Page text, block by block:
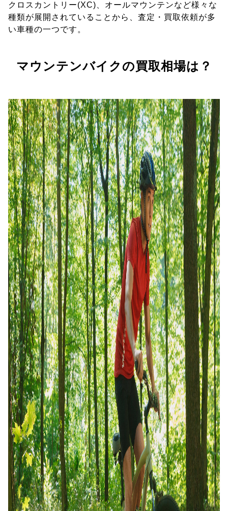
クロスカントリー(XC)、オールマウンテンなど様々な
種類が展開されていることから、査定・買取依頼が多
い車種の一つです。
マウンテンバイクの買取相場は？